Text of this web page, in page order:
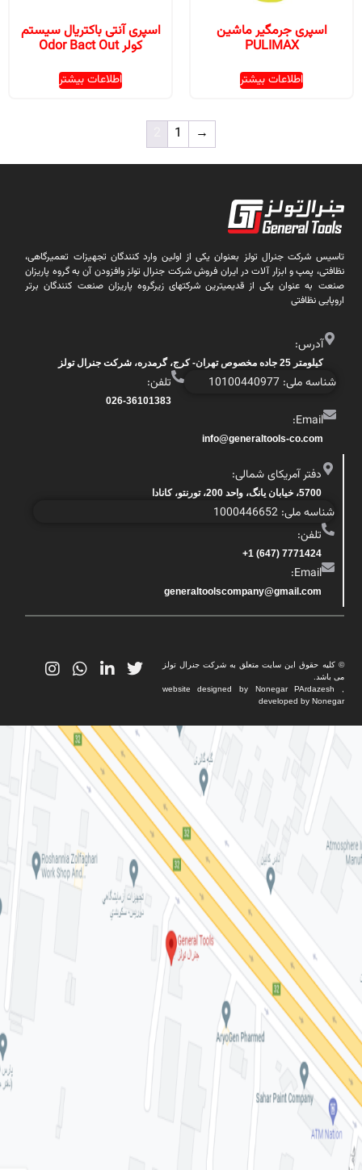
اسپری جرمگیر ماشین
PULIMAX
اطلاعات بیشتر
اسپری آنتی باکتریال سیستم
کولر Odor Bact Out
اطلاعات بیشتر
→
1
تاسیس شرکت جنرال تولز بعنوان یکی از اولین وارد کنندگان تجهیزات تعمیرگاهی،
نظافتی، پمپ و ابزار آلات در ایران فروش شرکت جنرال تولز وافزودن آن به گروه پاریزان
صنعت به عنوان یکی از قدیمیترین شرکتهای زیرگروه پاریزان صنعت کنندگان برتر
اروپایی نظافتی
آدرس:
کیلومتر 25 جاده مخصوص تهران- کرج، گرمدره، شرکت جنرال تولز
شناسه ملی: 10100440977 تلفن:
026-36101383
Email:
info@generaltools-co.com
دفتر آمریکای شمالی:
5700، خیابان یانگ، واحد 200، تورنتو، کانادا
شناسه ملی: 1000446652
تلفن:
7771424 (647) 1+
Email:
generaltoolscompany@gmail.com
© کلیه حقوق این سایت متعلق به شرکت جنرال تولز
می باشد.
website designed by Nonegar PArdazesh ,
developed by Nonegar